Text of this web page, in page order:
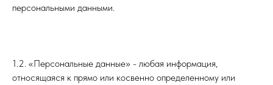
персональными данными.
1.2. «Персональные данные» - любая информация,
относящаяся к прямо или косвенно определенному или